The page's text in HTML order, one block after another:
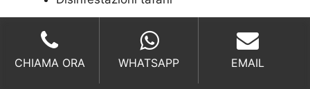
Chiamateci per
Disinfestazione pulci
CHIAMA ORA WHATSAPP EMAIL